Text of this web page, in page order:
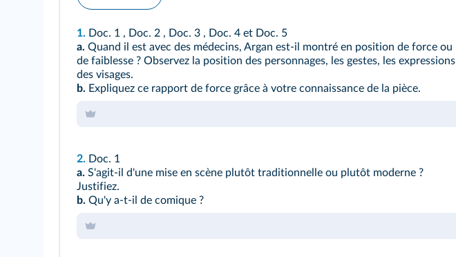
1. Doc. 1 , Doc. 2 , Doc. 3 , Doc. 4 et Doc. 5
a. Quand il est avec des médecins, Argan est-il montré en position de force ou
de faiblesse ? Observez la position des personnages, les gestes, les expressions
des visages.
b. Expliquez ce rapport de force grâce à votre connaissance de la pièce.
2. Doc. 1
a. S'agit-il d'une mise en scène plutôt traditionnelle ou plutôt moderne ?
Justifiez.
b. Qu'y a-t-il de comique ?